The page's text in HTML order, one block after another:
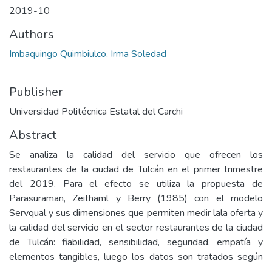
2019-10
Authors
Imbaquingo Quimbiulco, Irma Soledad
Publisher
Universidad Politécnica Estatal del Carchi
Abstract
Se analiza la calidad del servicio que ofrecen los
restaurantes de la ciudad de Tulcán en el primer trimestre
del 2019. Para el efecto se utiliza la propuesta de
Parasuraman, Zeithaml y Berry (1985) con el modelo
Servqual y sus dimensiones que permiten medir lala oferta y
la calidad del servicio en el sector restaurantes de la ciudad
de Tulcán: fiabilidad, sensibilidad, seguridad, empatía y
elementos tangibles, luego los datos son tratados según